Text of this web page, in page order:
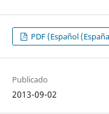
PDF (Español
Publicado
2013-09-02